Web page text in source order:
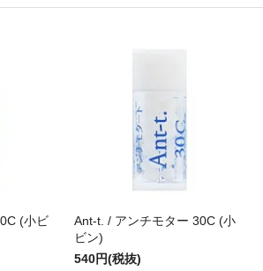
(小ビ
Ant-t. / アンチモター 30C (小
ビン)
540円(税抜)